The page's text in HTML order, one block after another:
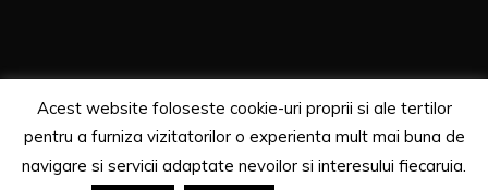
Copyrights. © 2020 Segra Media
Proudly powered by WordPress|
Theme: Recent News
byCandid Themes
Acest website foloseste cookie-uri proprii si ale tertilor
pentru a furniza vizitatorilor o experienta mult mai buna de
navigare si servicii adaptate nevoilor si interesului fiecaruia.